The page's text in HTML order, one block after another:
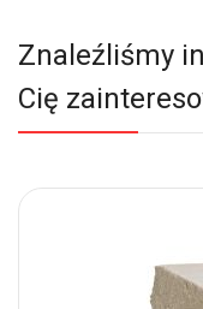
Znaleźliśmy
Cię